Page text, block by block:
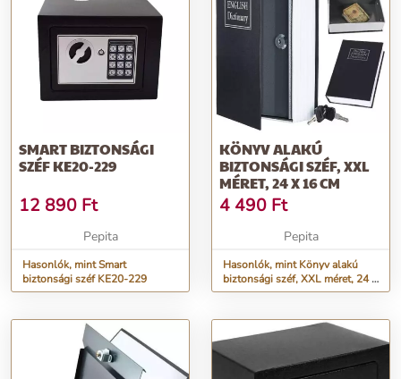
SMART BIZTONSÁGI
SZÉF KE20-229
12 890 Ft
Pepita
Hasonlók, mint Smart
biztonsági széf KE20-229
KÖNYV ALAKÚ
BIZTONSÁGI SZÉF, XXL
MÉRET, 24 X 16 CM
4 490 Ft
Pepita
Hasonlók, mint Könyv alakú
biztonsági széf, XXL méret, 24 x
16 cm